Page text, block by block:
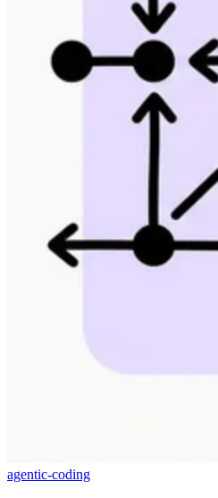
agentic-coding